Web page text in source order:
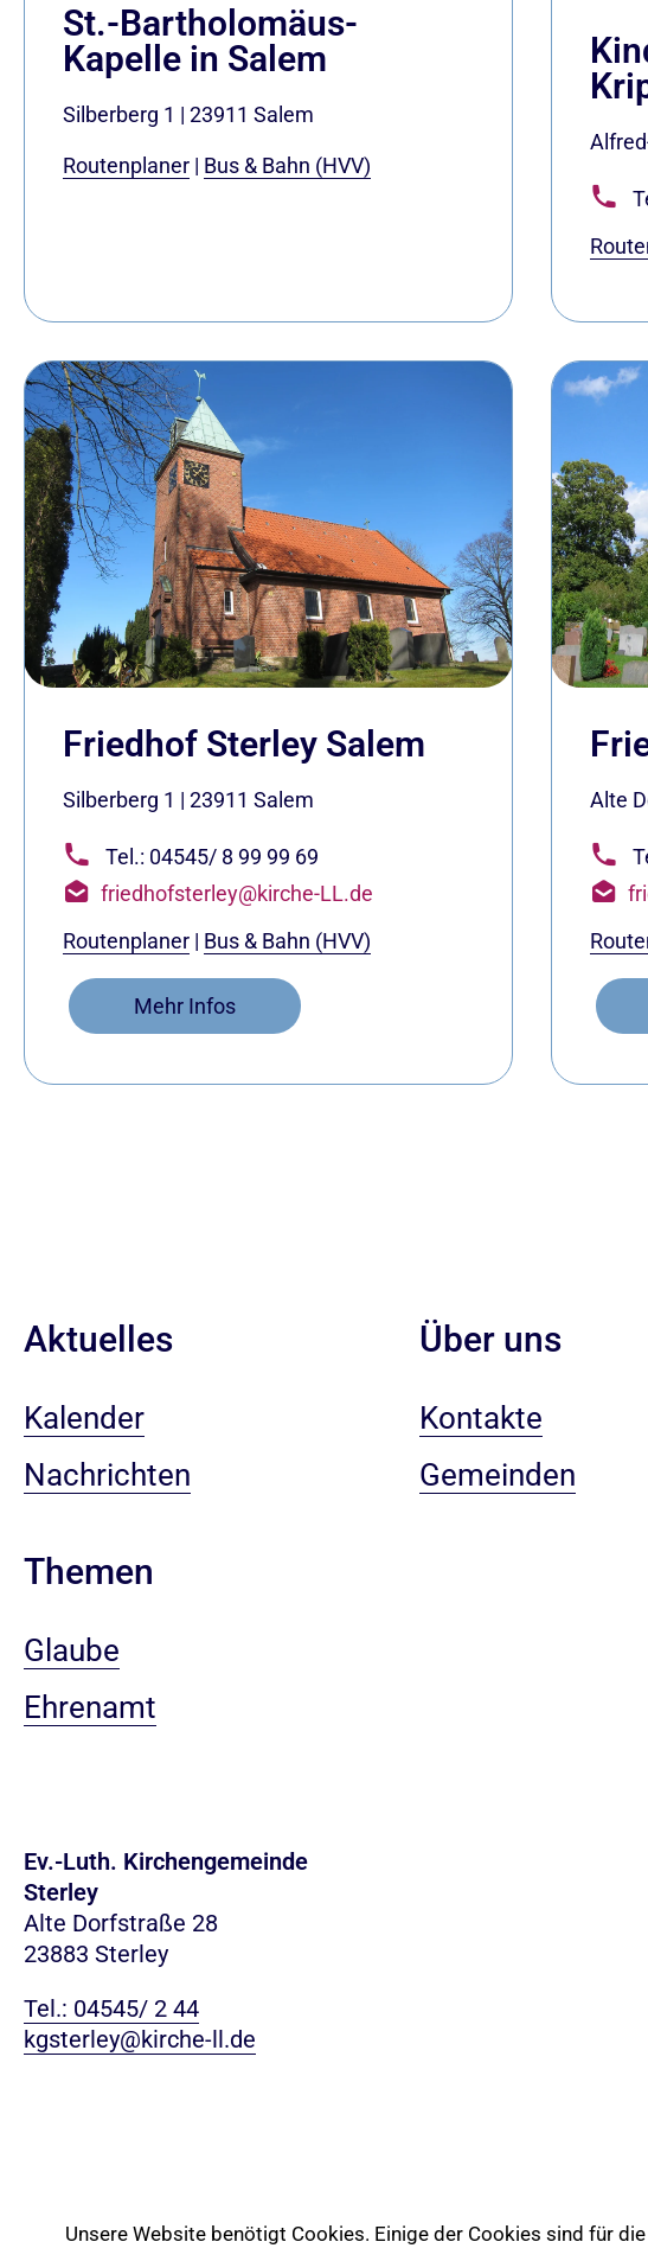
St.-Bartholomäus-
Kapelle in Salem
Silberberg 1 | 23911 Salem
Routenplaner | Bus & Bahn (HVV)
Friedhof Sterley Salem
Silberberg 1 | 23911 Salem
Tel.: 04545/ 8 99 99 69
friedhofsterley@kirche-LL.de
Routenplaner | Bus & Bahn (HVV)
Mehr Infos
Alte
Aktuelles
Kalender
Nachrichten
Themen
Glaube
Ehrenamt
Über uns
Kontakte
Gemeinden
Ev.-Luth. Kirchengemeinde
Sterley
Alte Dorfstraße 28
23883 Sterley
Tel.: 04545/ 2 44
kgsterley@kirche-ll.de
Unsere Website benötigt Cookies. Einige der Cookies sind für